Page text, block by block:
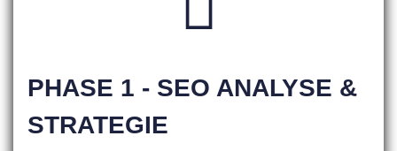
PHASE 1 - SEO ANALYSE &
STRATEGIE